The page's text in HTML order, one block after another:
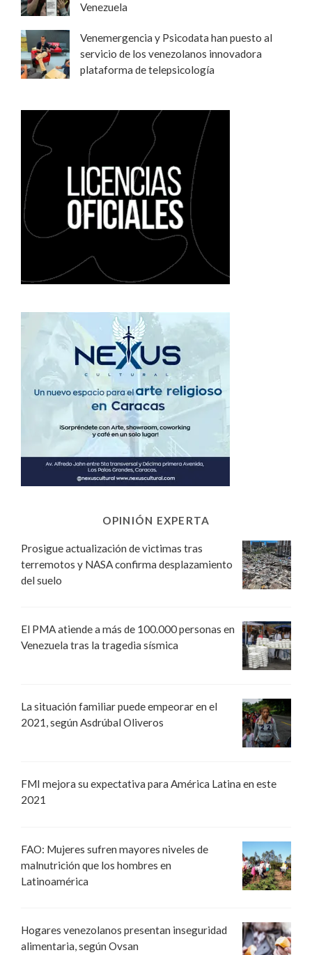
Venezuela
Venemergencia y Psicodata han puesto al
servicio de los venezolanos innovadora
plataforma de telepsicología
OPINIÓN EXPERTA
Prosigue actualización de victimas tras
terremotos y NASA confirma desplazamiento
del suelo
El PMA atiende a más de 100.000 personas en
Venezuela tras la tragedia sísmica
La situación familiar puede empeorar en el
2021, según Asdrúbal Oliveros
FMI mejora su expectativa para América Latina en este
2021
FAO: Mujeres sufren mayores niveles de
malnutrición que los hombres en
Latinoamérica
Hogares venezolanos presentan inseguridad
alimentaria, según Ovsan